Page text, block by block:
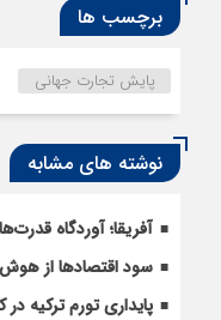
برچسب ها
پایش تجارت جهانی
نوشته های مشابه
آفریقا؛ آوردگاه
سود اقتصاد‌ها از
پایداری تورم ترکیه در کانال